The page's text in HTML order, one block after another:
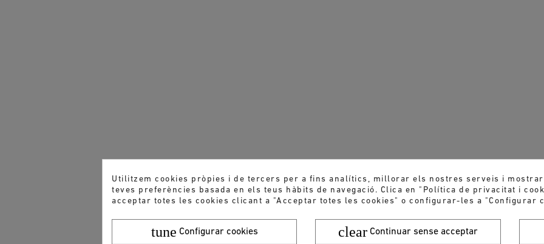
Utilitzem cookies pròpies i de tercers per a fins analítics, millorar els nostres serveis i
teves preferències basada en els teus hàbits de navegació. Clica en "Política de privacitat i
acceptar totes les cookies clicant a "Acceptar totes les cookies" o configurar-les a "Configurar
clear Continuar sense acceptar
tune Configurar cookies